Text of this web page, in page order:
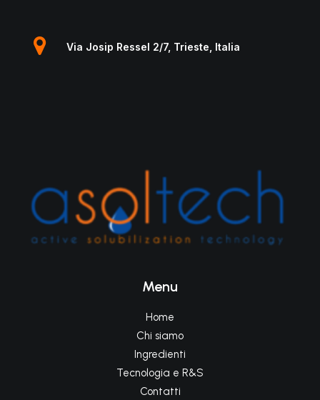
Via Josip Ressel 2/7, Trieste, Italia
Menu
Home
Chi siamo
Ingredienti
Tecnologia e R&S
Contatti